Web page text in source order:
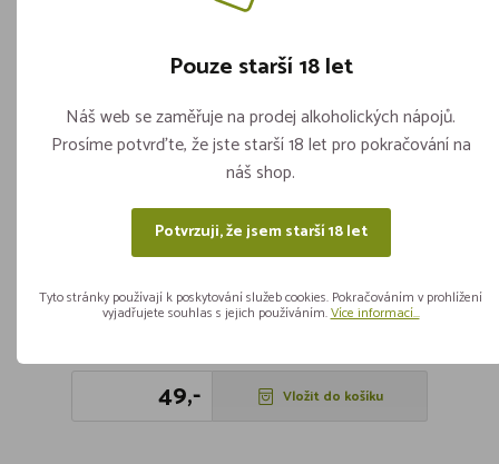
Henri De Montignac Medium Sweet
Skladem více jak 5 kusů
49,- Vložit do košíku
Pouze starší 18 let
Náš web se zaměřuje na prodej alkoholických nápojů.
Prosíme potvrďte, že jste starší 18 let pro pokračování na
náš shop.
Potvrzuji, že jsem starší 18 let
Tyto stránky používají k poskytování služeb cookies. Pokračováním v prohlížení
vyjadřujete souhlas s jejich používáním.Více informací...